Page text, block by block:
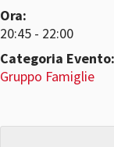
Ora:
20:45 - 22:00
Categoria Evento:
Gruppo Famiglie